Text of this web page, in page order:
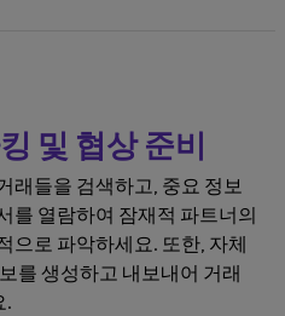
및 협상 준비
래들을 검색하고, 중요 정보
를 열람하여 잠재적 파트너의
으로 파악하세요. 또한, 자체
를 생성하고 내보내어 거래
.